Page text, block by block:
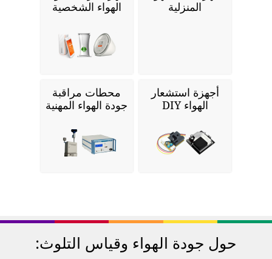
المنزلية
الهواء الشخصية
أجهزة استشعار
الهواء DIY
محطات مراقبة
جودة الهواء المهنية
حول جودة الهواء وقياس التلوث: